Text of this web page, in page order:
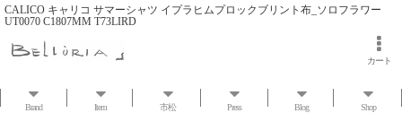
CALICO キャリコ サマーシャツ イプラヒムプロックブリント布_ソロフラワー
UT0070 C1807MM T73LIRD
カート
Brand Item 市松 Press Blog Shop